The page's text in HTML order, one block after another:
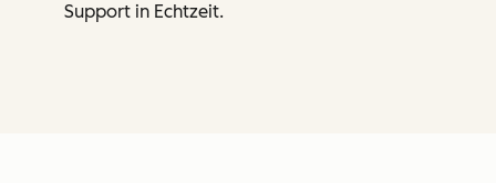
Support in Echtzeit.